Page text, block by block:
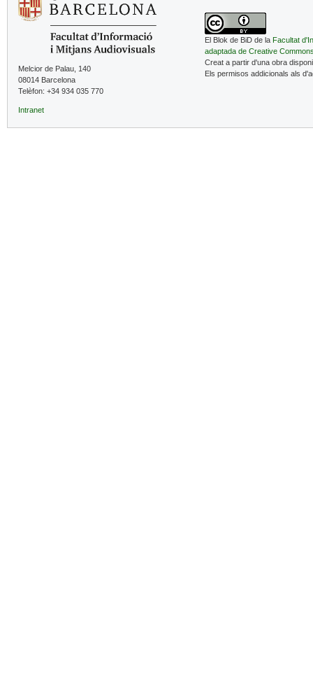
Melcior de Palau, 140
08014 Barcelona
Telèfon: +34 934 035 770
Intranet
El Blok de BiD de la Facultat
adaptada de Creative
Creat a partir d'una obra
Els permisos addicionals als